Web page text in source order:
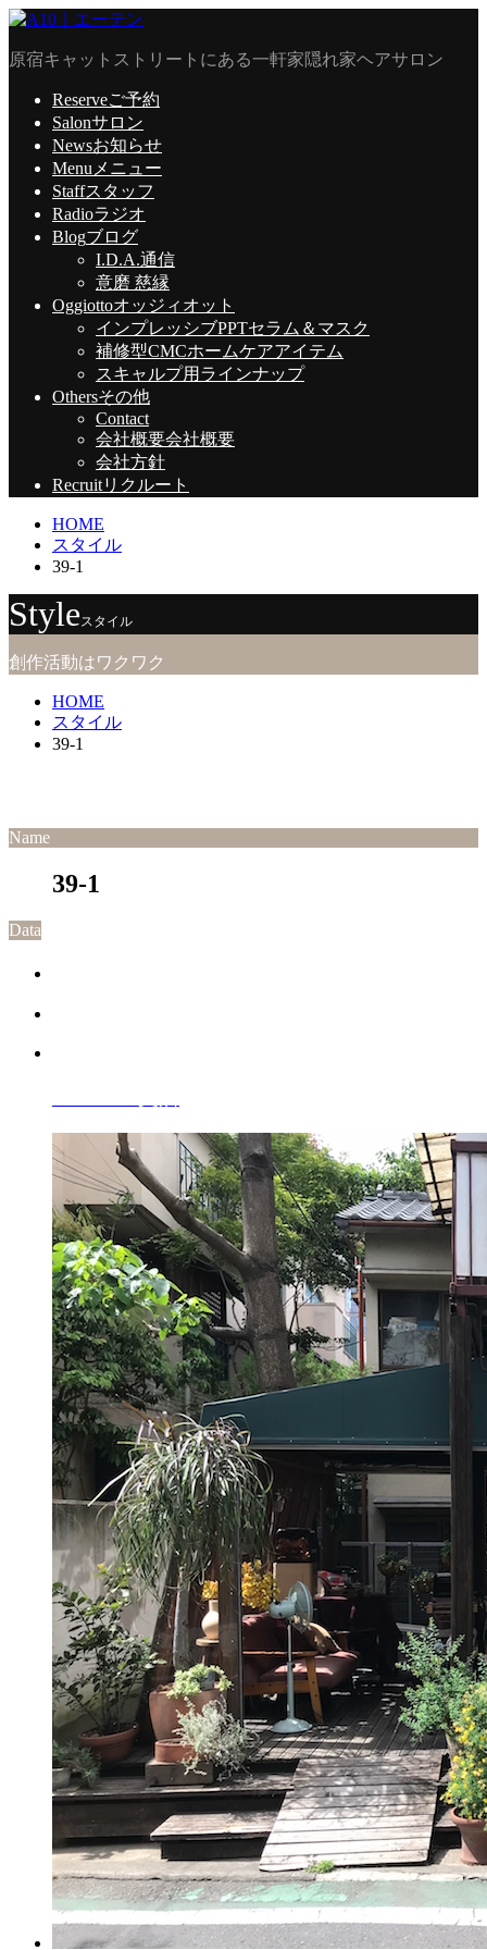
原宿キャットストリートにある一軒家隠れ家ヘアサロン
Reserveご予約
Salonサロン
Newsお知らせ
Menu メニュー
Staffスタッフ
Radioラジオ
Blogブログ
I.D.A.通信
意磨 慈縁
Oggiottoオッジィオット
インプレッシブPPTセラム＆マスク
補修型CMCホームケアアイテム
スキャルプ用ラインナップ
Othersその他
Contact
会社概要会社概要
会社方針
Recruitリクルート
HOME
スタイル
39-1
Styleスタイル
創作活動はワクワク
HOME
スタイル
39-1
Name
39-1
Data